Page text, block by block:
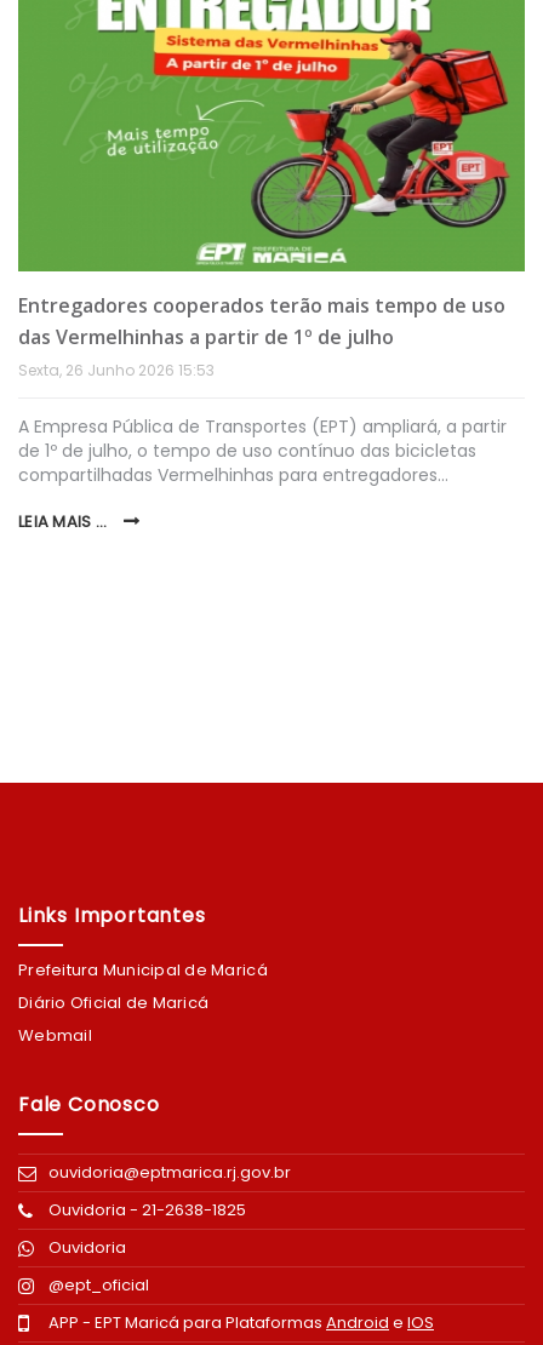
Entregadores cooperados terão mais tempo de uso
das Vermelhinhas a partir de 1º de julho
Sexta, 26 Junho 2026 15:53
A Empresa Pública de Transportes (EPT) ampliará, a partir
de 1º de julho, o tempo de uso contínuo das bicicletas
compartilhadas Vermelhinhas para entregadores…
LEIA MAIS ...
Links Importantes
Prefeitura Municipal de Maricá
Diário Oficial de Maricá
Webmail
Fale Conosco
ouvidoria@eptmarica.rj.gov.br
Ouvidoria - 21-2638-1825
Ouvidoria
@ept_oficial
APP - EPT Maricá para Plataformas Android e IOS